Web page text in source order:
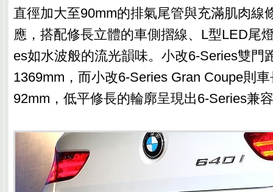
直徑加大至90mm的排氣尾管與充滿肌肉線
應，搭配修長立體的車側摺線、L型LED尾
es如水波般的流光韻味。小改6-Series雙門
1369mm，而小改6-Series Gran Coupe則
92mm，低平修長的輪廓呈現出6-Series兼